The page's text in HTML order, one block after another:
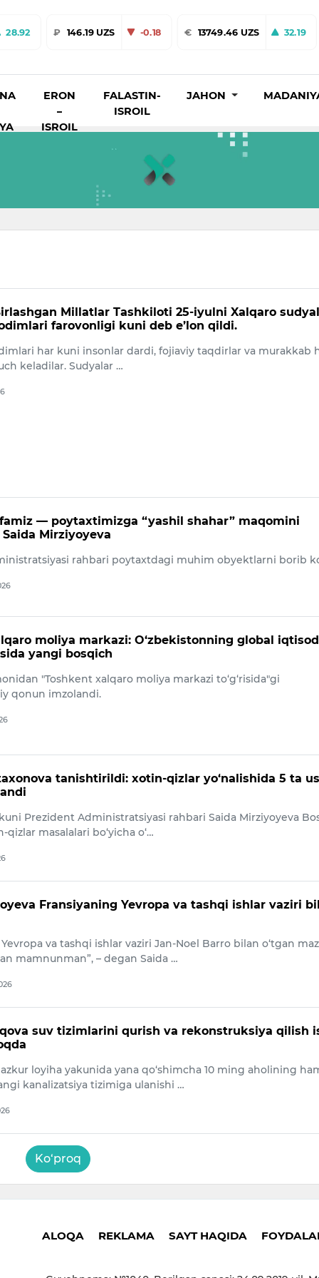
28.92 ₽ 146.19 UZS -0.18 € 13749.46 UZS 32.19
ERON
–
ISROIL
FALASTIN-
ISROIL
JAHON
Millatlar Tashkiloti 25-iyulni Xalqaro
farovonligi kuni deb e’lon qildi.
har kuni insonlar dardi, fojiaviy taqdirlar va murakkab
keladilar. Sudyalar …
— poytaxtimizga “yashil shahar” maqomini
Mirziyoyeva
rahbari poytaxtdagi muhim obyektlarni borib
moliya markazi: O‘zbekistonning global
yangi bosqich
"Toshkent xalqaro moliya markazi to‘g‘risida"gi
qonun imzolandi.
tanishtirildi: xotin-qizlar yo‘nalishida 5 ta
Prezident Administratsiyasi rahbari Saida Mirziyoyeva
masalalari bo‘yicha o‘…
Fransiyaning Yevropa va tashqi ishlar vaziri
va tashqi ishlar vaziri Jan-Noel Barro bilan o‘tgan
mamnunman”, – degan Saida …
suv tizimlarini qurish va rekonstruksiya qilish
loyiha yakunida yana qo‘shimcha 10 ming aholining
kanalizatsiya tizimiga ulanishi …
Ko‘proq
ALOQA REKLAMA SAYT HAQIDA